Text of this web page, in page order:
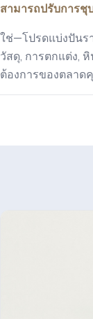
สามารถปรับการ
ใช่—โปรดแบ่งปันร
วัสดุ, การตกแต่ง,
ต้องการของตลา